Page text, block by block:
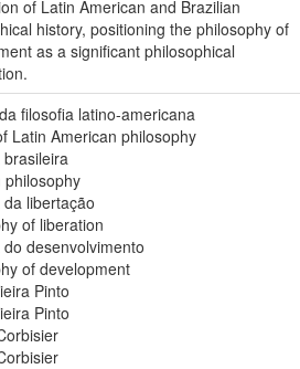
of Latin American and Brazilian
history, positioning the philosophy of
as a significant philosophical
filosofia latino-americana
Latin American philosophy
philosophy
libertação
of liberation
do desenvolvimento
of development
Pinto
Pinto